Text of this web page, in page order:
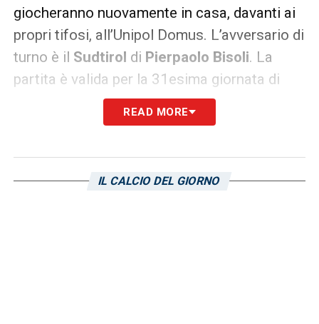
giocheranno nuovamente in casa, davanti ai
propri tifosi, all’Unipol Domus. L’avversario di
turno è il Sudtirol di Pierpaolo Bisoli. La
partita è valida per la 31esima giornata di
Serie B. Fischio d’inizio fissato per le 14 di
sabato primo aprile. L’allenamento odierno è
direttamente dal canale ufficiale del club
READ MORE
IL CALCIO DEL GIORNO